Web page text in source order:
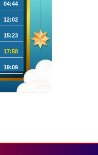
04:44
12:02
15:23
17:58
19:09